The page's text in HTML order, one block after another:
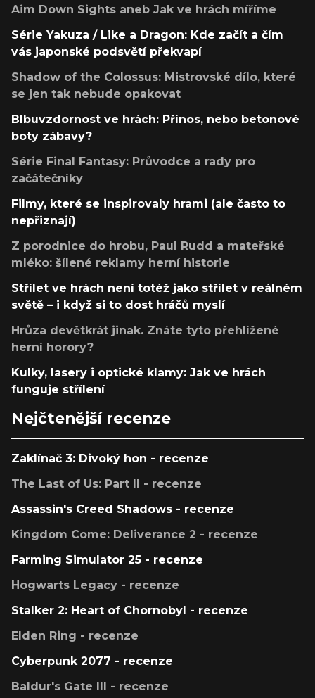
Aim Down Sights aneb Jak ve hrách míříme
Série Yakuza / Like a Dragon: Kde začít a čím
vás japonské podsvětí překvapí
Shadow of the Colossus: Mistrovské dílo, které
se jen tak nebude opakovat
Blbuvzdornost ve hrách: Přínos, nebo betonové
boty zábavy?
Série Final Fantasy: Průvodce a rady pro
začátečníky
Filmy, které se inspirovaly hrami (ale často to
nepřiznají)
Z porodnice do hrobu, Paul Rudd a mateřské
mléko: šílené reklamy herní historie
Střílet ve hrách není totéž jako střílet v reálném
světě – i když si to dost hráčů myslí
Hrůza devětkrát jinak. Znáte tyto přehlížené
herní horory?
Kulky, lasery i optické klamy: Jak ve hrách
funguje střílení
Nejčtenější recenze
Zaklínač 3: Divoký hon - recenze
The Last of Us: Part II - recenze
Assassin's Creed Shadows - recenze
Kingdom Come: Deliverance 2 - recenze
Farming Simulator 25 - recenze
Hogwarts Legacy - recenze
Stalker 2: Heart of Chornobyl - recenze
Elden Ring - recenze
Cyberpunk 2077 - recenze
Baldur's Gate III - recenze